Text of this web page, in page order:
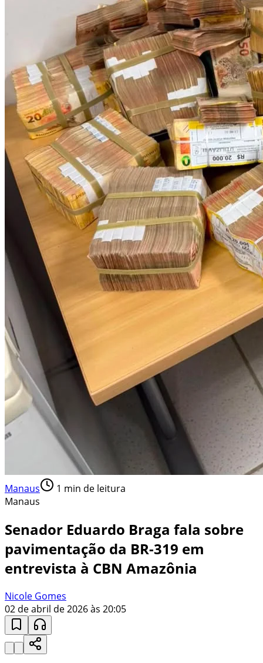
Manaus 1 min de leitura
Manaus
Senador Eduardo Braga fala sobre
pavimentação da BR-319 em
entrevista à CBN Amazônia
Nicole Gomes
02 de abril de 2026 às 20:05